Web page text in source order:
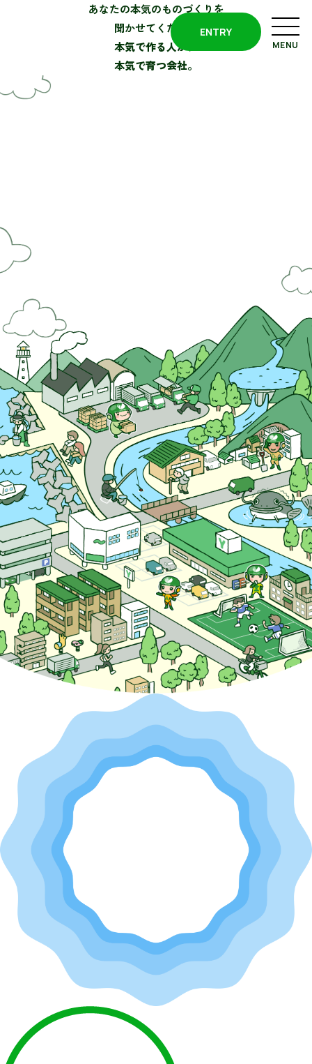
ENTRY
あなたの本気のものづくりを
聞かせてください
本気で作る人が、
本気で育つ会社。